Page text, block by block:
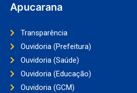
Apucarana
Transparência
Ouvidoria (Prefeitura)
Ouvidoria (Saúde)
Ouvidoria (Educação)
Ouvidoria (GCM)